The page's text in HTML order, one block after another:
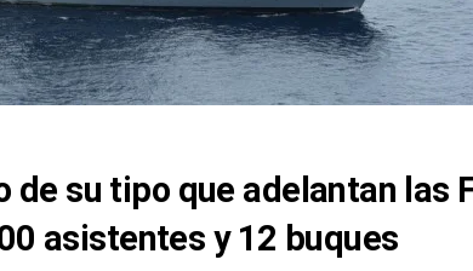
de su tipo que adelantan las
asistentes y 12 buques